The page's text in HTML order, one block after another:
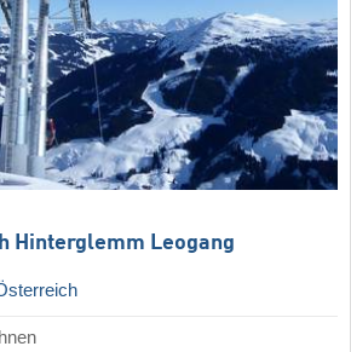
Hinterglemm Leogang